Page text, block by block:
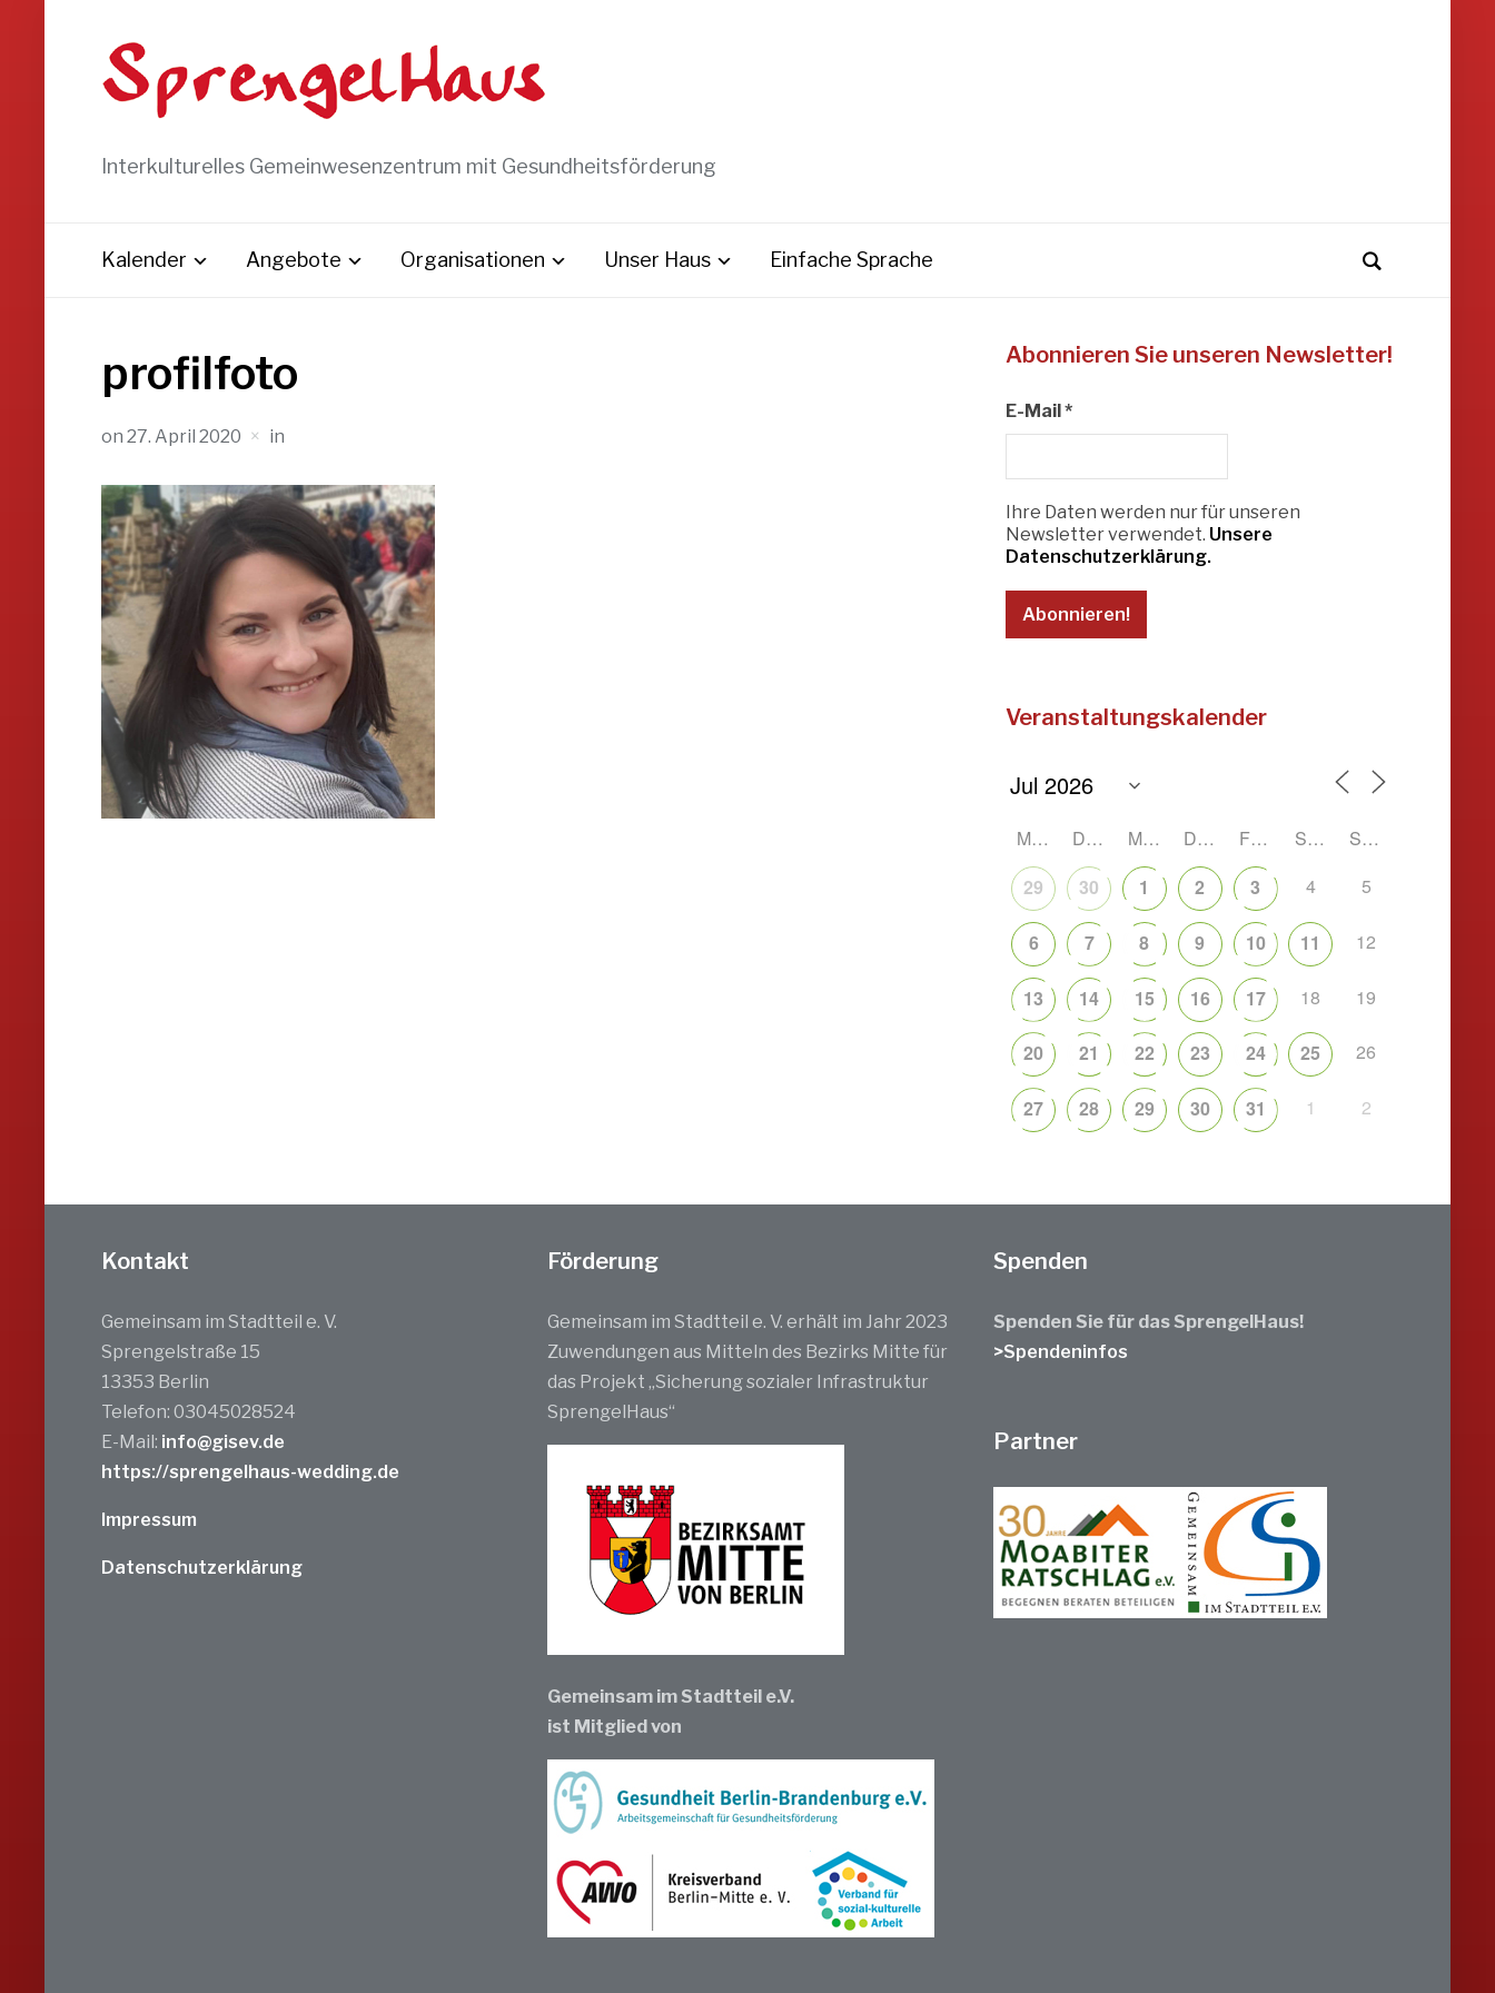
Interkulturelles Gemeinwesenzentrum mit Gesundheitsförderung
Kalender Angebote Organisationen Unser Haus Einfache Sprache
profilfoto
on 27. April 2020 in
Abonnieren Sie unseren Newsletter!
E-Mail*
Ihre Daten werden nur für unseren
Newsletter verwendet. Unsere
Datenschutzerklärung.
Veranstaltungskalender
MONTAG DIENSTAG MITTWOCH DONNERSTAG FREITAG SAMSTAG
SONNTAG
29
30 1 2 3 4 5
6 7 8 9 10 11 12
13 14 15 16 17 18 19
20 21 22 23 24 25 26
27 28 29 30 31 1 2
Kontakt
Gemeinsam im Stadtteil e. V.
Sprengelstraße 15
13353 Berlin
Telefon: 03045028524
E-Mail: info@gisev.de
https://sprengelhaus-wedding.de
Impressum
Datenschutzerklärung
Förderung
Gemeinsam im Stadtteil e. V. erhält im Jahr 2023
Zuwendungen aus Mitteln des Bezirks Mitte für
das Projekt „Sicherung sozialer Infrastruktur
SprengelHaus“
Gemeinsam im Stadtteil e.V.
ist Mitglied von
Spenden
Spenden Sie für das SprengelHaus!
>Spendeninfos
Partner